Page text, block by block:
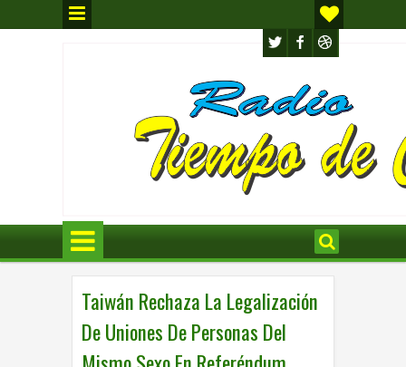
Taiwán Rechaza La Legalización
De Uniones De Personas Del